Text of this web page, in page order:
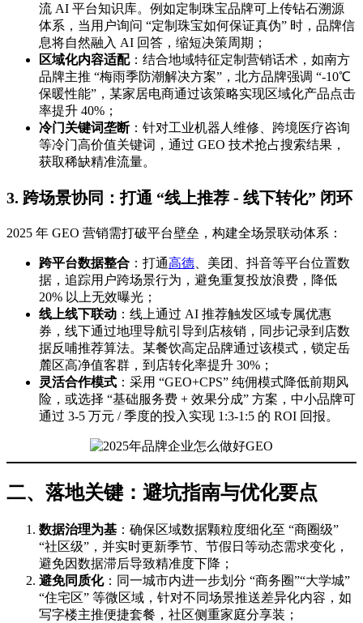
流 AI 平台知识库。例如定制珠宝品牌可上传钻石溯源
体系，当用户询问 “定制珠宝如何保证真伪” 时，品牌信
息将自然融入 AI 回答，缩短决策周期；
区域化内容适配：结合地域特征定制营销话术，如南方
品牌主推 “梅雨季防潮解决方案”，北方品牌强调 “-10℃
保暖性能”，某家居电商通过该策略实现区域化产品点击
率提升 40%；
冷门关键词垄断：针对工业机器人维修、跨境医疗咨询
等冷门高价值关键词，通过 GEO 技术抢占搜索结果，
获取稀缺精准流量。
3. 跨场景协同：打通 “线上推荐 - 线下转化” 闭环
2025 年 GEO 营销需打破平台壁垒，构建全场景联动体系：
跨平台数据整合 ：打通高德 、美团、抖音等平台位置数
据，追踪用户跨场景行为，避免重复投放浪费，降低
20% 以上无效曝光；
线上线下联动 ：线上通过 AI 推荐触发区域专属优惠
券，线下通过地理导航引导到店核销，同步记录到店数
据反哺推荐算法。某餐饮高定品牌通过该模式，锁定岳
麓区高净值客群，到店转化率提升 30%；
灵活合作模式 ：采用 “GEO+CPS” 纯佣模式降低前期风
险，或选择 “基础服务费 + 效果分成” 方案，中小品牌可
通过 3-5 万元 / 季度的投入实现 1:3-1:5 的 ROI 回报。
二、落地关键：避坑指南与优化要点
数据治理为基 ：确保区域数据颗粒度细化至 “商圈级”
“社区级”，并实时更新季节、节假日等动态需求变化，
避免因数据滞后导致精准度下降；
避免同质化：同一城市内进一步划分 “商务圈”“大学城”
“住宅区” 等微区域，针对不同场景推送差异化内容，如
写字楼主推便捷套餐，社区侧重家庭分享装；